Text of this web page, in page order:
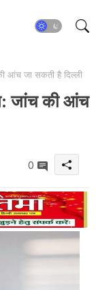
आंच जा सकती है दिल्ली
जांच की आंच
0